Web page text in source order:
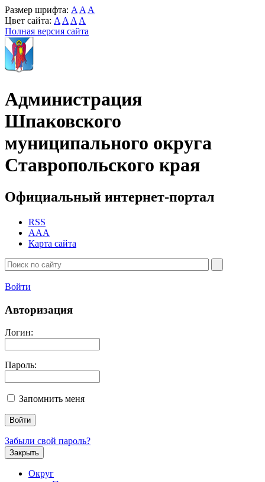
Размер шрифта: A A A
Цвет сайта: A A A A
Полная версия сайта
Администрация
Шпаковского
муниципального округа
Ставропольского края
Официальный интернет-портал
RSS
AAA
Карта сайта
Войти
Авторизация
Логин:
Пароль:
Запомнить меня
Забыли свой пароль?
Закрыть
Округ